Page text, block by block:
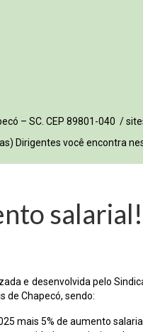
– SC. CEP 89801-040 /
Dirigentes você encontra
salarial!
e desenvolvida pelo
de Chapecó, sendo:
mais 5% de aumento